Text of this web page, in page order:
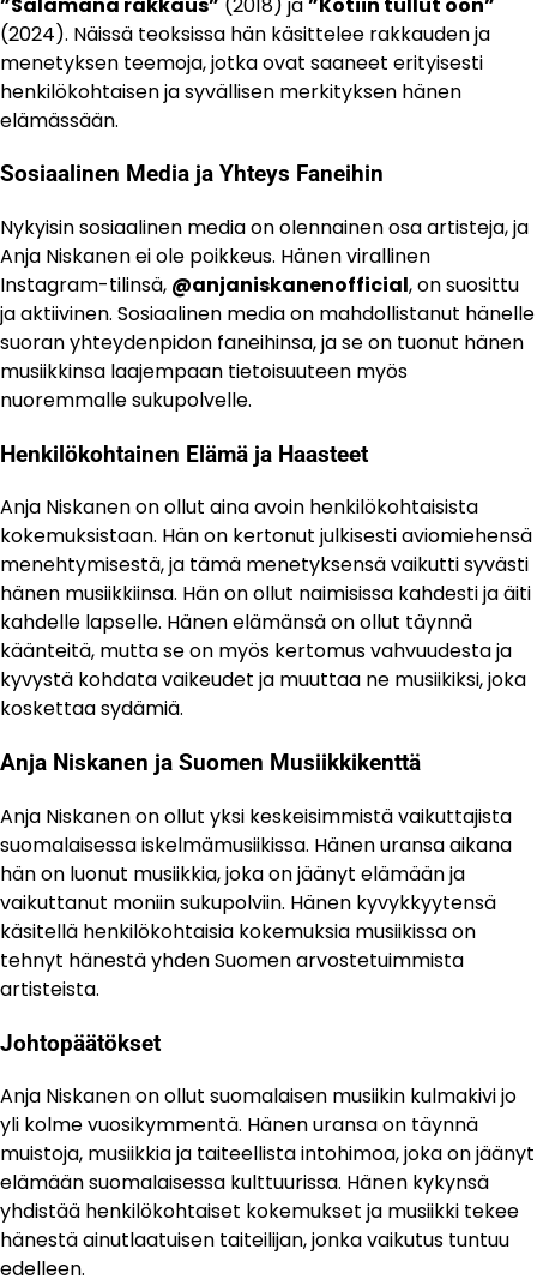
(2024). Näissä teoksissa hän käsittelee rakkauden ja
menetyksen teemoja, jotka ovat saaneet erityisesti
henkilökohtaisen ja syvällisen merkityksen hänen
elämässään.
Sosiaalinen Media ja Yhteys Faneihin
Nykyisin sosiaalinen media on olennainen osa artisteja, ja
Anja Niskanen ei ole poikkeus. Hänen virallinen
Instagram-tilinsä, @anjaniskanenofficial, on suosittu
ja aktiivinen. Sosiaalinen media on mahdollistanut hänelle
suoran yhteydenpidon faneihinsa, ja se on tuonut hänen
musiikkinsa laajempaan tietoisuuteen myös
nuoremmalle sukupolvelle.
Henkilökohtainen Elämä ja Haasteet
Anja Niskanen on ollut aina avoin henkilökohtaisista
kokemuksistaan. Hän on kertonut julkisesti aviomiehensä
menehtymisestä, ja tämä menetyksensä vaikutti syvästi
hänen musiikkiinsa. Hän on ollut naimisissa kahdesti ja äiti
kahdelle lapselle. Hänen elämänsä on ollut täynnä
käänteitä, mutta se on myös kertomus vahvuudesta ja
kyvystä kohdata vaikeudet ja muuttaa ne musiikiksi, joka
koskettaa sydämiä.
Anja Niskanen ja Suomen Musiikkikenttä
Anja Niskanen on ollut yksi keskeisimmistä vaikuttajista
suomalaisessa iskelmämusiikissa. Hänen uransa aikana
hän on luonut musiikkia, joka on jäänyt elämään ja
vaikuttanut moniin sukupolviin. Hänen kyvykkyytensä
käsitellä henkilökohtaisia kokemuksia musiikissa on
tehnyt hänestä yhden Suomen arvostetuimmista
artisteista.
Johtopäätökset
Anja Niskanen on ollut suomalaisen musiikin kulmakivi jo
yli kolme vuosikymmentä. Hänen uransa on täynnä
muistoja, musiikkia ja taiteellista intohimoa, joka on jäänyt
elämään suomalaisessa kulttuurissa. Hänen kykynsä
yhdistää henkilökohtaiset kokemukset ja musiikki tekee
hänestä ainutlaatuisen taiteilijan, jonka vaikutus tuntuu
edelleen.